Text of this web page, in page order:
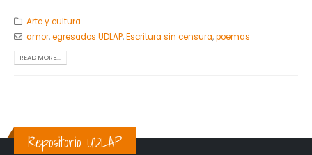
Arte y cultura
amor,egresados UDLAP,Escritura sin censura,poemas
READ MORE...
Repositorio UDLAP